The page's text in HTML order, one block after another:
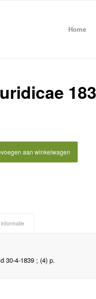
Home
aan winkelwagen
30-4-1839 ; (4) p.